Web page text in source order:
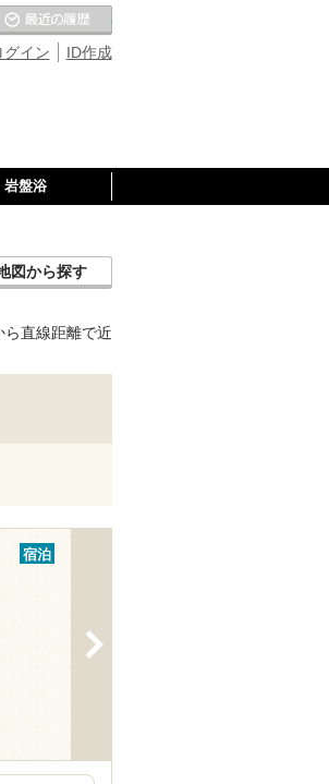
ID作成
グイン
に入りの温泉
岩盤浴
図から探す
直線距離で近
宿泊